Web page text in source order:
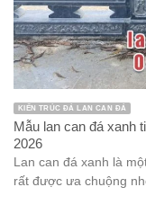
KIẾN TRÚC ĐÁ LAN CAN ĐÁ
Mẫu lan can đá xanh
2026
Lan can đá xanh là
rất được ưa chuộng